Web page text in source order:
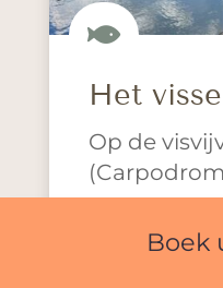

Het
Op de
De
Boek